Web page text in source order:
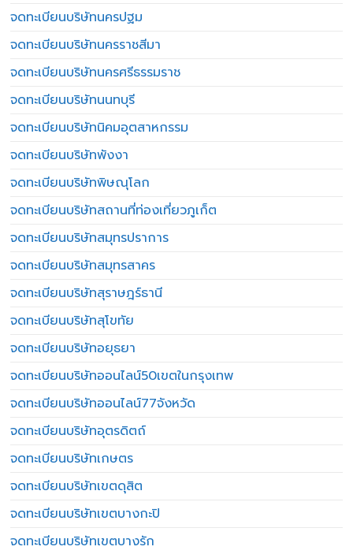
จดทะเบียนบริษัทนครปฐม
จดทะเบียนบริษัทนครราชสีมา
จดทะเบียนบริษัทนครศรีธรรมราช
จดทะเบียนบริษัทนนทบุรี
จดทะเบียนบริษัทนิคมอุตสาหกรรม
จดทะเบียนบริษัทพังงา
จดทะเบียนบริษัทพิษณุโลก
จดทะเบียนบริษัทสถานที่ท่องเที่ยวภูเก็ต
จดทะเบียนบริษัทสมุทรปราการ
จดทะเบียนบริษัทสมุทรสาคร
จดทะเบียนบริษัทสุราษฎร์ธานี
จดทะเบียนบริษัทสุโขทัย
จดทะเบียนบริษัทอยุธยา
จดทะเบียนบริษัทออนไลน์50เขตในกรุงเทพ
จดทะเบียนบริษัทออนไลน์77จังหวัด
จดทะเบียนบริษัทอุตรดิตถ์
จดทะเบียนบริษัทเกษตร
จดทะเบียนบริษัทเขตดุสิต
จดทะเบียนบริษัทเขตบางกะปิ
จดทะเบียนบริษัทเขตบางรัก